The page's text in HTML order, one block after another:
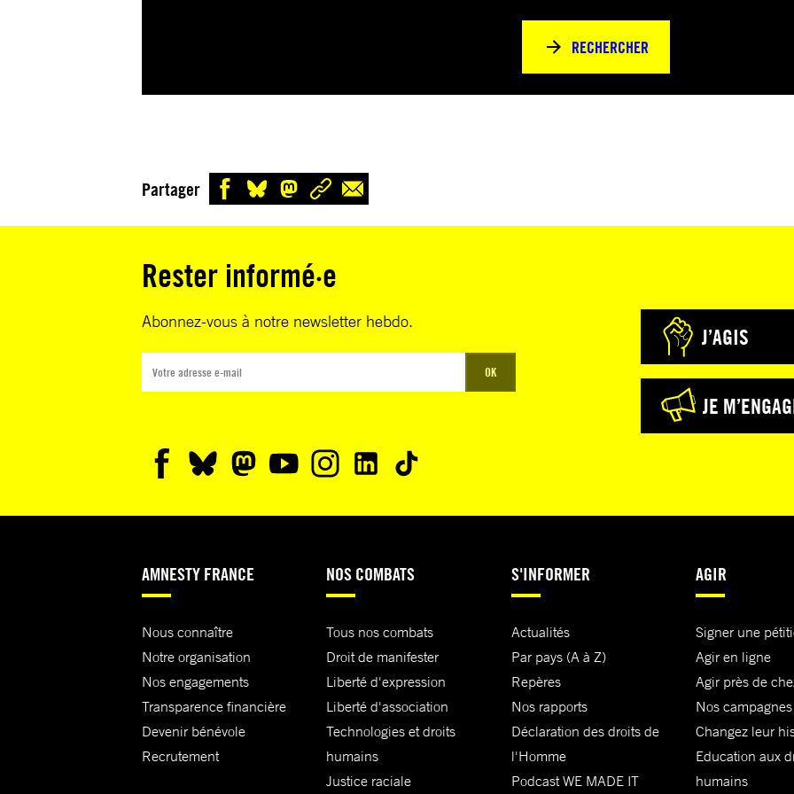
RECHERCHER
Partager
Rester informé·e
Abonnez-vous à notre newsletter hebdo.
OK
J’AGIS
JE
AMNESTY FRANCE
Nous connaître
Notre organisation
Nos engagements
Transparence financière
Devenir bénévole
Recrutement
NOS COMBATS
Tous nos combats
Droit de manifester
Liberté d'expression
Liberté d'association
Technologies et droits
humains
Justice raciale
S'INFORMER
Actualités
Par pays (A à Z)
Repères
Nos rapports
Déclaration des droits de
l'Homme
Podcast WE MADE IT
AGIR
Signer une
Agir en ligne
Agir près de
Nos campagnes
Changez leur
Education aux
humains